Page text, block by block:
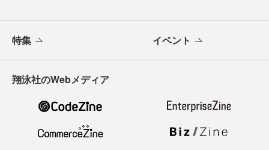
特集 イベント
翔泳社のWebメディア